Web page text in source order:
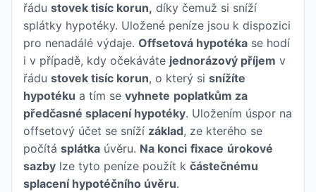
řádu stovek tisíc korun, díky čemuž si sníží
splátky hypotéky. Uložené peníze jsou k dispozici
pro nenadálé výdaje. Offsetová hypotéka se hodí
i v případě, kdy očekáváte jednorázový příjem v
řádu stovek tisíc korun, o který si snížíte
hypotéku a tím se vyhnete poplatkům za
předčasné splacení hypotéky. Uložením úspor na
offsetový účet se sníží základ, ze kterého se
počítá splátka úvěru. Na konci fixace úrokové
sazby lze tyto peníze použít k částečnému
splacení hypotéčního úvěru.